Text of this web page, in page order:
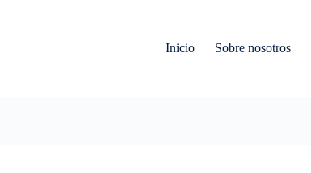
Inicio
Sobre nosotros